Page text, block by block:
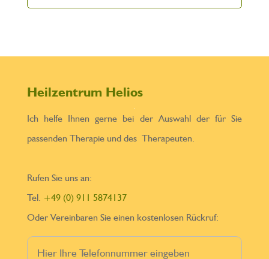
Heilzentrum Helios
Ich helfe Ihnen gerne bei der Auswahl der für Sie
passenden Therapie und des Therapeuten.
Rufen Sie uns an:
Tel. +49 (0) 911 5874137
Oder Vereinbaren Sie einen kostenlosen Rückruf: